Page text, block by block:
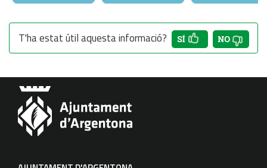
T'ha estat útil aquesta informació?